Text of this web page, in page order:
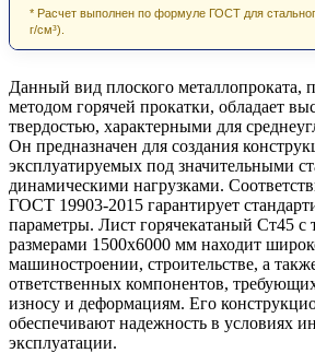
* Расчет выполнен по формуле ГОСТ для
г/см³).
Данный вид плоского металлопроката,
методом горячей прокатки, обладает
твердостью, характерными для
Он предназначен для создания
эксплуатируемых под значительными
динамическими нагрузками.
ГОСТ 19903-2015 гарантирует
параметры. Лист горячекатаный Ст45
размерами 1500х6000 мм находит
машиностроении, строительстве, а
ответственных компонентов,
износу и деформациям. Его
обеспечивают надежность в условиях
эксплуатации.